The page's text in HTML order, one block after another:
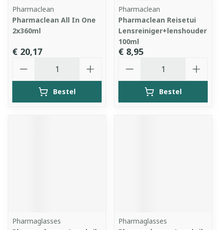
Pharmaclean
Pharmaclean All In One
2x360ml
€ 20,17
Bestel
Pharmaclean
Pharmaclean Reisetui
Lensreiniger+lenshouder
100ml
€ 8,95
Bestel
Pharmaglasses
Pharmaglasses